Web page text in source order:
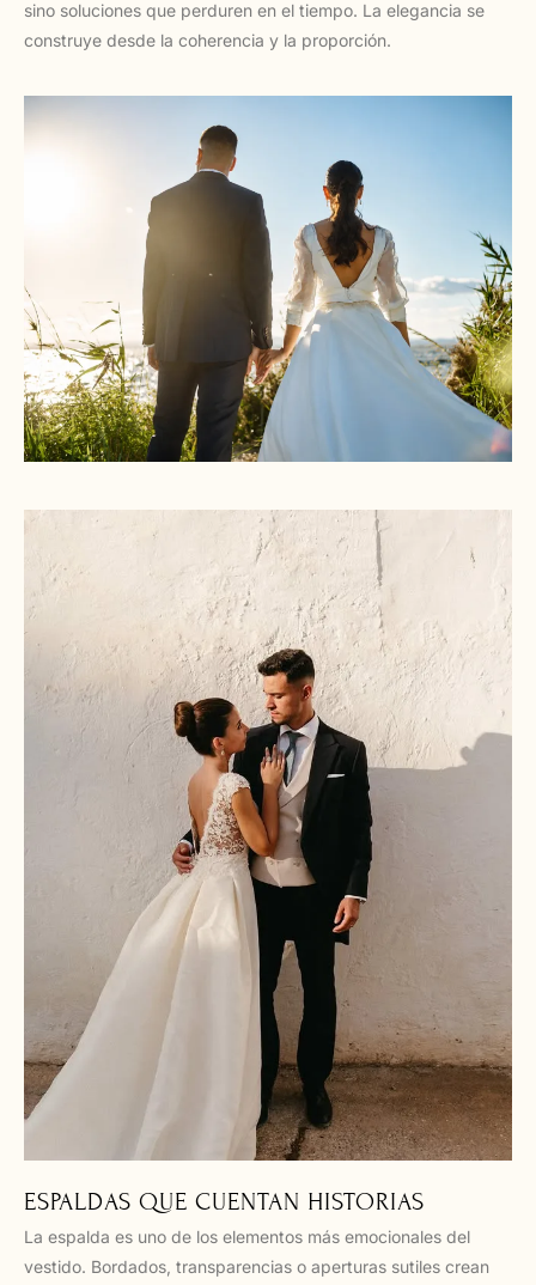
sino soluciones que perduren en el tiempo. La elegancia se
construye desde la coherencia y la proporción.
ESPALDAS QUE CUENTAN HISTORIAS
La espalda es uno de los elementos más emocionales del
vestido. Bordados, transparencias o aperturas sutiles crean